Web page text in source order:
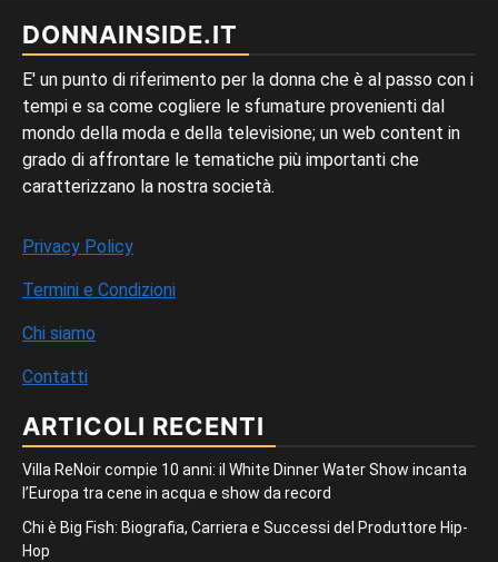
DONNAINSIDE.IT
E' un punto di riferimento per la donna che è al passo con i
tempi e sa come cogliere le sfumature provenienti dal
mondo della moda e della televisione; un web content in
grado di affrontare le tematiche più importanti che
caratterizzano la nostra società.
Privacy Policy
Termini e Condizioni
Chi siamo
Contatti
ARTICOLI RECENTI
Villa ReNoir compie 10 anni: il White Dinner Water Show incanta
l’Europa tra cene in acqua e show da record
Chi è Big Fish: Biografia, Carriera e Successi del Produttore Hip-
Hop